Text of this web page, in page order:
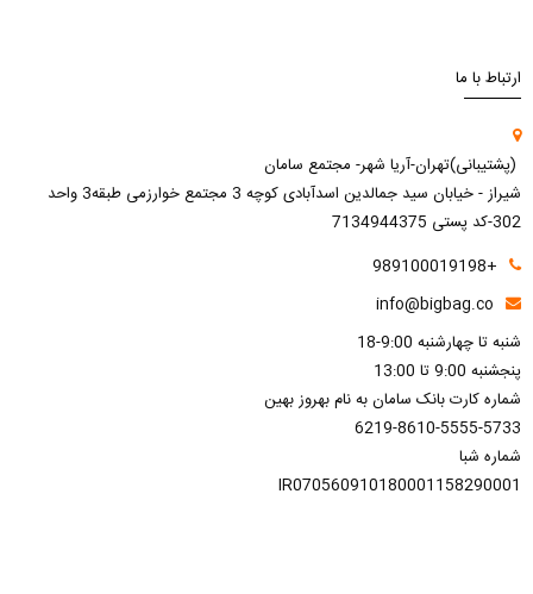
ارتباط با ما
(پشتیبانی)تهران-آریا شهر- مجتمع سامان
شیراز - خیابان سید جمالدین اسدآبادی کوچه 3 مجتمع خوارزمی طبقه3 واحد
302-کد پستی 7134944375
+989100019198
info@bigbag.co
شنبه تا چهارشنبه 9:00-18
پنجشنبه 9:00 تا 13:00
شماره کارت بانک سامان به نام بهروز بهین
6219-8610-5555-5733
شماره شبا
IR070560910180001158290001